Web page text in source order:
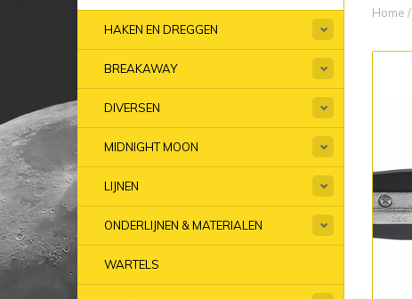
HAKEN EN DREGGEN
BREAKAWAY
DIVERSEN
MIDNIGHT MOON
LIJNEN
ONDERLIJNEN & MATERIALEN
WARTELS
Home /